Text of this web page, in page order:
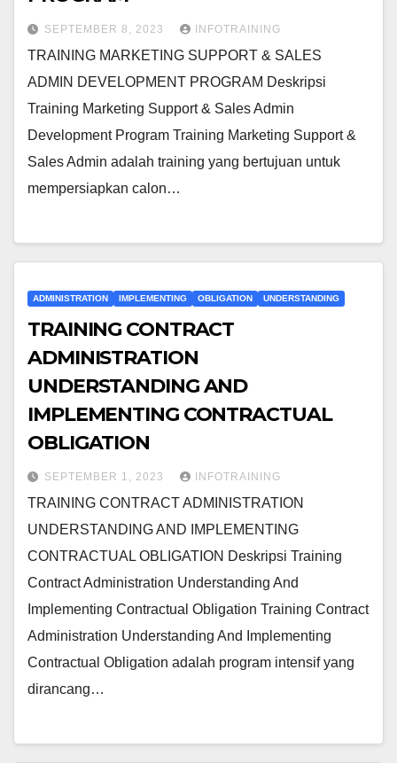
SEPTEMBER 8, 2023 INFOTRAINING
TRAINING MARKETING SUPPORT & SALES
ADMIN DEVELOPMENT PROGRAM Deskripsi
Training Marketing Support & Sales Admin
Development Program Training Marketing Support &
Sales Admin adalah training yang bertujuan untuk
mempersiapkan calon…
ADMINISTRATION IMPLEMENTING OBLIGATION UNDERSTANDING
TRAINING CONTRACT
ADMINISTRATION
UNDERSTANDING AND
IMPLEMENTING CONTRACTUAL
OBLIGATION
SEPTEMBER 1, 2023 INFOTRAINING
TRAINING CONTRACT ADMINISTRATION
UNDERSTANDING AND IMPLEMENTING
CONTRACTUAL OBLIGATION Deskripsi Training
Contract Administration Understanding And
Implementing Contractual Obligation Training Contract
Administration Understanding And Implementing
Contractual Obligation adalah program intensif yang
dirancang…